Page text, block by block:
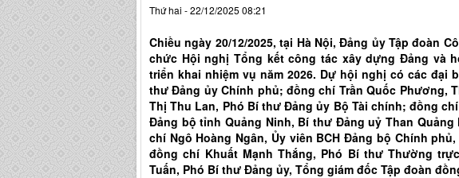
Thứ hai - 22/12/2025 08:21
Chiều ngày 20/12/2025, tại Hà Nội, Đảng ủy Tập đoàn
chức Hội nghị Tổng kết công tác xây dựng Đảng và
triển khai nhiệm vụ năm 2026. Dự hội nghị có các đại
thư Đảng ủy Chính phủ; đồng chí Trần Quốc Phương,
Thị Thu Lan, Phó Bí thư Đảng ủy Bộ Tài chính; đồng
Đảng bộ tỉnh Quảng Ninh, Bí thư Đảng uỷ Than
chí Ngô Hoàng Ngân, Ủy viên BCH Đảng bộ Chính
đồng chí Khuất Mạnh Thắng, Phó Bí thư Thường
Tuấn, Phó Bí thư Đảng ủy, Tổng giám đốc Tập đoàn